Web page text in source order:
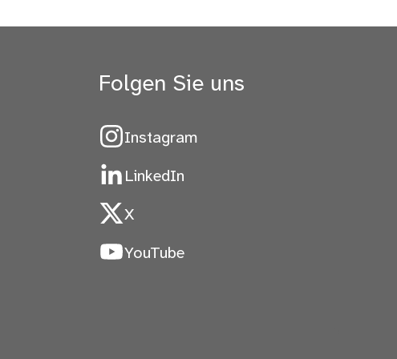
Folgen Sie uns
Instagram
LinkedIn
X
YouTube